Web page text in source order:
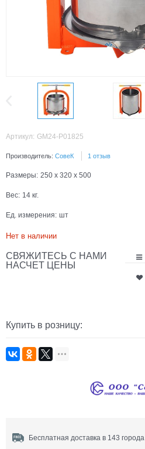
Артикул: GM24-P01825
Производитель: СовеК 1 отзыв
Размеры: 250 x 320 x 500
Вес: 14 кг.
Ед. измерения: шт
Нет в наличии
СВЯЖИТЕСЬ С НАМИ
НАСЧЕТ ЦЕНЫ
Купить в розницу:
Бесплатная доставка в 143 города